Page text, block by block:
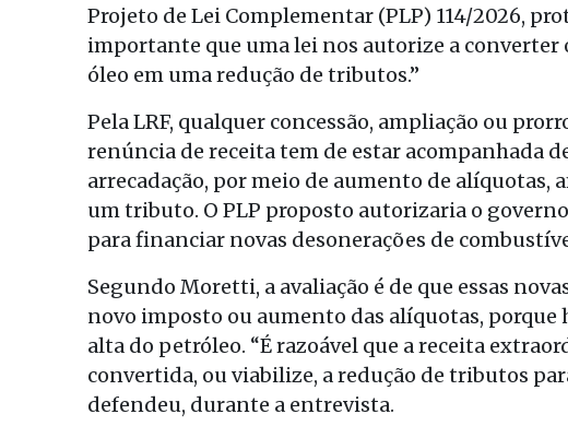
Projeto de Lei Complementar (PLP) 114/2026,
importante que uma lei nos autorize a
óleo em uma redução de tributos.”
Pela LRF, qualquer concessão, ampliação ou
renúncia de receita tem de estar acompanhada
arrecadação, por meio de aumento de alíquotas,
um tributo. O PLP proposto autorizaria o
para financiar novas desonerações de
Segundo Moretti, a avaliação é de que essas
novo imposto ou aumento das alíquotas,
alta do petróleo. “É razoável que a receita
convertida, ou viabilize, a redução de tributos
defendeu, durante a entrevista.